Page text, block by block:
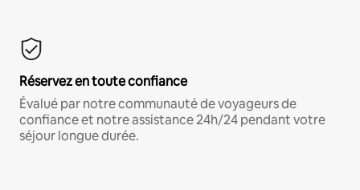
Réservez en toute confiance
Évalué par notre communauté de voyageurs de
confiance et notre assistance 24h/24 pendant votre
séjour longue durée.